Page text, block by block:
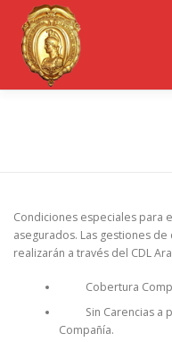
contenido
OBSERVATORIOS
REVISTA CDL-ARAGÓN
Condiciones especiales para
asegurados. Las gestiones
realizarán a través del CDL
Cobertura
Sin Carencias a
Compañía.